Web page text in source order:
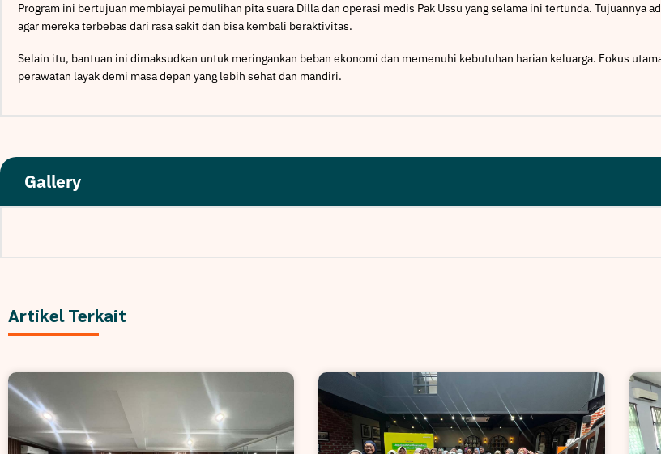
Program ini bertujuan membiayai pemulihan pita suara Dilla dan operasi medis Pak Ussu yang selama ini tertunda. Tujuannya
agar mereka terbebas dari rasa sakit dan bisa kembali beraktivitas.
Selain itu, bantuan ini dimaksudkan untuk meringankan beban ekonomi dan memenuhi kebutuhan harian keluarga. Fokus
perawatan layak demi masa depan yang lebih sehat dan mandiri.
Gallery
Artikel Terkait